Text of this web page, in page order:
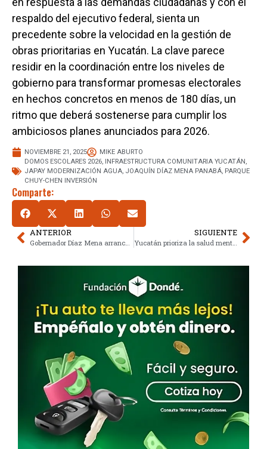
respaldo del ejecutivo federal, sienta un
precedente sobre la velocidad en la gestión de
obras prioritarias en Yucatán. La clave parece
residir en la coordinación entre los niveles de
gobierno para transformar promesas electorales
en hechos concretos en menos de 180 días, un
ritmo que deberá sostenerse para cumplir los
ambiciosos planes anunciados para 2026.
NOVIEMBRE 21, 2025
MIKE ABURTO
DOMOS ESCOLARES 2026, INFRAESTRUCTURA COMUNITARIA YUCATÁN ,
JAPAY MODERNIZACIÓN AGUA, JOAQUÍN DÍAZ MENA PANABÁ, PARQUE
CHUY-CHEN INVERSIÓN
Comparte:
ANTERIOR
Gobernador Díaz Mena arranca el Buen Fin 2025 y proyecta 8,600 mdp en Yucatán
SIGUIENTE
Yucatán prioriza la salud mental: el desafío histórico contra el suicidio